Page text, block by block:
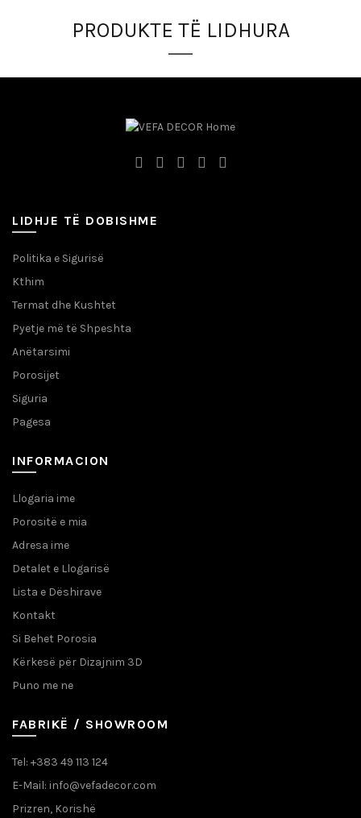
PRODUKTE TË LIDHURA
LIDHJE TË DOBISHME
Politika e Sigurisë
Kthim
Termat dhe Kushtet
Pyetje më të Shpeshta
Anëtarsimi
Porosijet
Siguria
Pagesa
INFORMACION
Llogaria ime
Porositë e mia
Adresa ime
Detalet e Llogarisë
Lista e Dëshirave
Kontakt
Si Behet Porosia
Kërkesë për Dizajnim 3D
Puno me ne
FABRIKË / SHOWROOM
Tel: +383 49 113 124
E-Mail: info@vefadecor.com
Prizren, Korishë